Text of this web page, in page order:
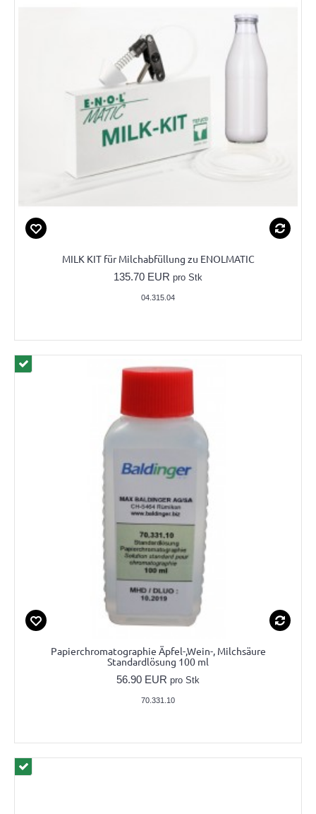
MILK KIT für Milchabfüllung zu ENOLMATIC
135.70 EUR pro Stk
04.315.04
Papierchromatographie Äpfel-,Wein-, Milchsäure
Standardlösung 100 ml
56.90 EUR pro Stk
70.331.10